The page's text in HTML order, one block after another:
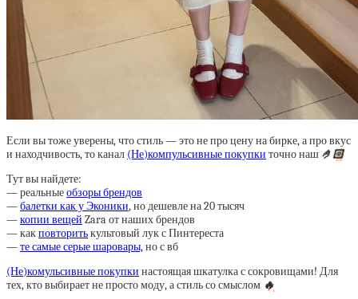
Если вы тоже уверены, что стиль — это не про цену на бирке, а про вкус
и находчивость, то канал (Не)компульсивные покупки точно наш 🤌🏻
Тут вы найдете:
— реальныеобзоры брендов
—балетки как у Эконики, но дешевле на 20 тысяч
—копии вещей Zara от наших брендов
— какповторитькультовый лук с Пинтереста
—те самые серые шаровары,но с вб
(Не)комульсивные покупки настоящая шкатулка с сокровищами! Для
тех, кто выбирает не просто моду, а стиль со смыслом 🔥